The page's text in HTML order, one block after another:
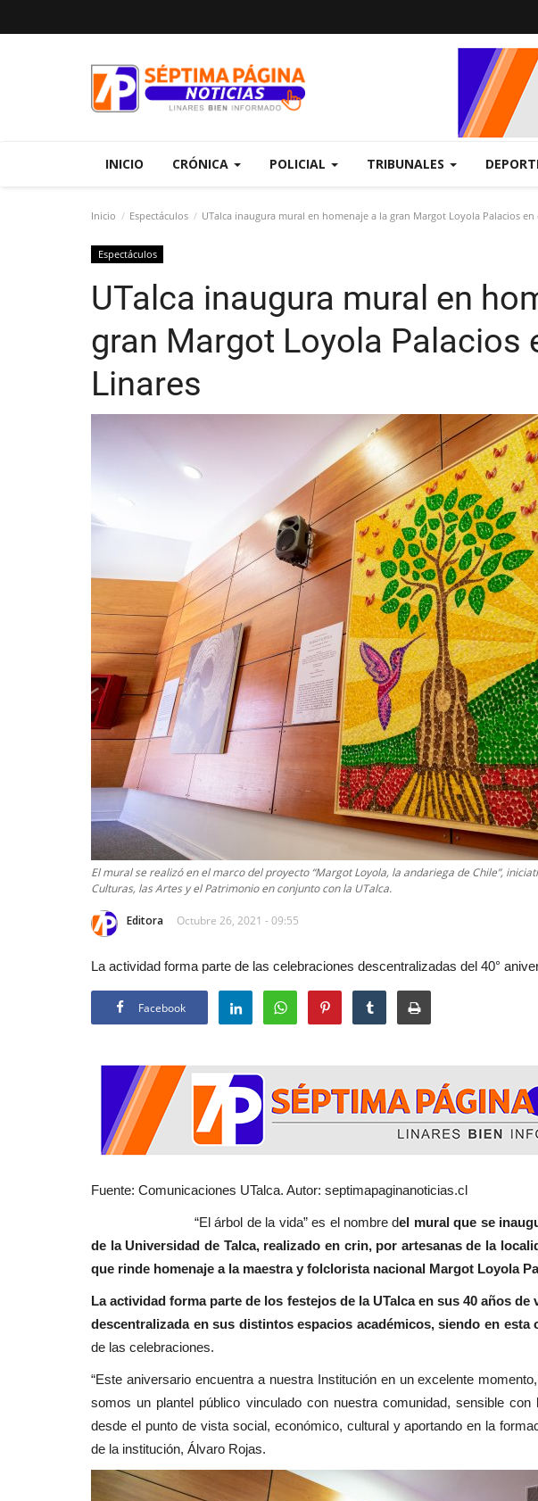
INICIO CRÓNICA POLICIAL TRIBUNALES
Inicio Espectáculos UTalca inaugura mural en homenaje a la gran Margot Loyola Palacios en
Espectáculos
UTalca inaugura mural en
gran Margot Loyola Palacios
Linares
El mural se realizó en el marco del proyecto “Margot Loyola, la andariega de Chile”,
Culturas, las Artes y el Patrimonio en conjunto con la UTalca.
Editora Octubre 26, 2021 - 09:55
La actividad forma parte de las celebraciones descentralizadas del 40°
Facebook
Fuente: Comunicaciones UTalca. Autor: septimapaginanoticias.cl
“El árbol de la vida” es el nombre del mural que se
de la Universidad de Talca, realizado en crin, por artesanas de la
que rinde homenaje a la maestra y folclorista nacional Margot Loyola
La actividad forma parte de los festejos de la UTalca en sus 40 años
descentralizada en sus distintos espacios académicos, siendo en
de las celebraciones.
“Este aniversario encuentra a nuestra Institución en un excelente
somos un plantel público vinculado con nuestra comunidad, sensible
desde el punto de vista social, económico, cultural y aportando en la
de la institución, Álvaro Rojas.
Robo de medidores: Diputados del PNL
solicitan datos nacionales...
Editora Julio 31, 2026 134
Espectáculos
Ballet:
llegará
Editora